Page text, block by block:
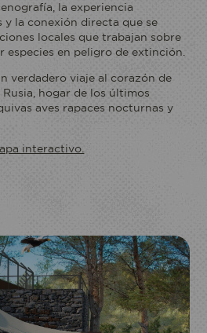
la experiencia
la conexión directa que se
locales que trabajan sobre
en peligro de extinción.
verdadero viaje al corazón de
hogar de los últimos
aves rapaces nocturnas y
interactivo.